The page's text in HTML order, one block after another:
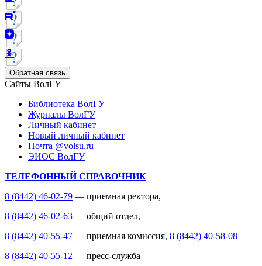
Обратная связь
Сайты ВолГУ
Библиотека ВолГУ
Журналы ВолГУ
Личный кабинет
Новый личный кабинет
Почта @volsu.ru
ЭИОС ВолГУ
ТЕЛЕФОННЫЙ СПРАВОЧНИК
8 (8442) 46-02-79 — приемная ректора,
8 (8442) 46-02-63 — общий отдел,
8 (8442) 40-55-47 — приемная комиссия, 8 (8442) 40-58-08
8 (8442) 40-55-12 — пресс-служба